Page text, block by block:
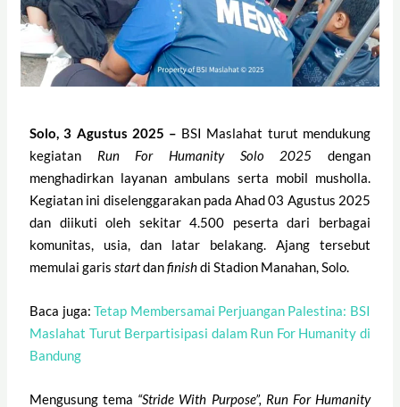
Solo, 3 Agustus 2025 – BSI Maslahat turut mendukung
kegiatan Run For Humanity Solo 2025 dengan
menghadirkan layanan ambulans serta mobil musholla.
Kegiatan ini diselenggarakan pada Ahad 03 Agustus 2025
dan diikuti oleh sekitar 4.500 peserta dari berbagai
komunitas, usia, dan latar belakang. Ajang tersebut
memulai garis startdanfinishdi Stadion Manahan, Solo.
Baca juga:Tetap Membersamai Perjuangan Palestina: BSI
Maslahat Turut Berpartisipasi dalam Run For Humanity di
Bandung
Mengusung tema “Stride With Purpose”, Run For Humanity